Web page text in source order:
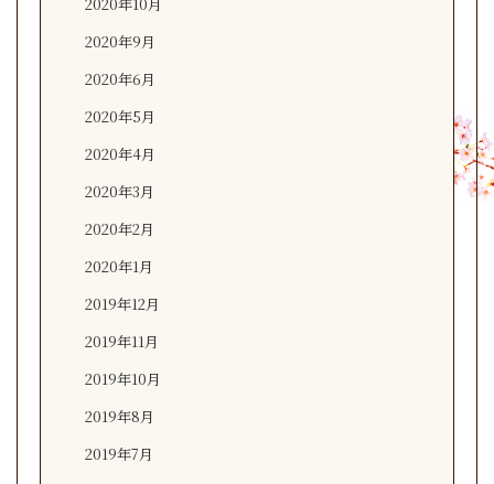
2020年10月
2020年9月
2020年6月
2020年5月
2020年4月
2020年3月
2020年2月
2020年1月
2019年12月
2019年11月
2019年10月
2019年8月
2019年7月